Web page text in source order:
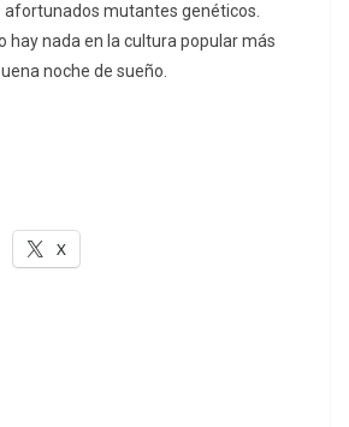
afortunados mutantes genéticos.
hay nada en la cultura popular más
noche de sueño.
X